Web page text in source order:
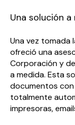
Una solución a
Una vez tomada
ofreció una
Corporación y
a medida. Esta
documentos
totalmente
impresoras,